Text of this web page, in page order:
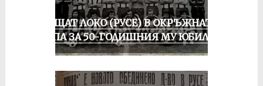
ПРАЩАТ ЛОКО (РУСЕ) В ОКРЪЖНАТА
ГРУПА ЗА 50-ГОДИШНИЯ МУ ЮБИЛЕЙ